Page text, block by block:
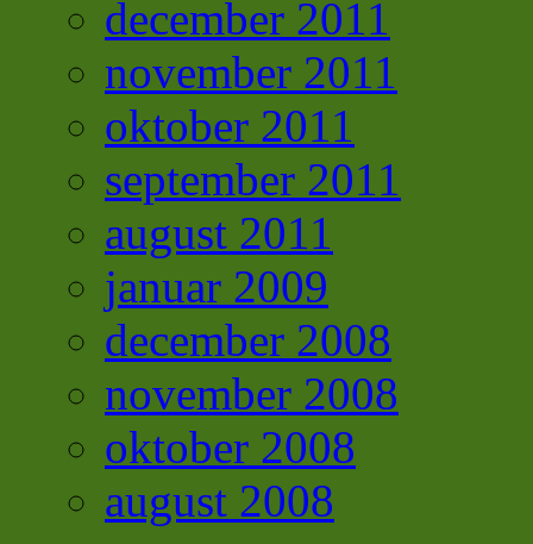
december 2011
november 2011
oktober 2011
september 2011
august 2011
januar 2009
december 2008
november 2008
oktober 2008
august 2008